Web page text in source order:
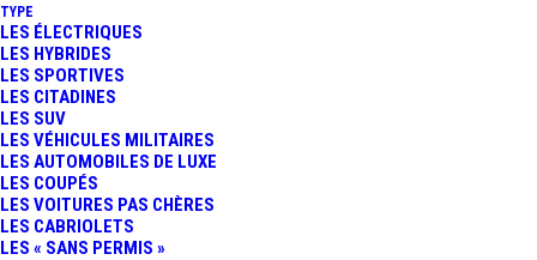
TYPE
LES ÉLECTRIQUES
LES HYBRIDES
LES SPORTIVES
LES CITADINES
LES SUV
LES VÉHICULES MILITAIRES
LES AUTOMOBILES DE LUXE
LES COUPÉS
LES VOITURES PAS CHÈRES
LES CABRIOLETS
LES « SANS PERMIS »